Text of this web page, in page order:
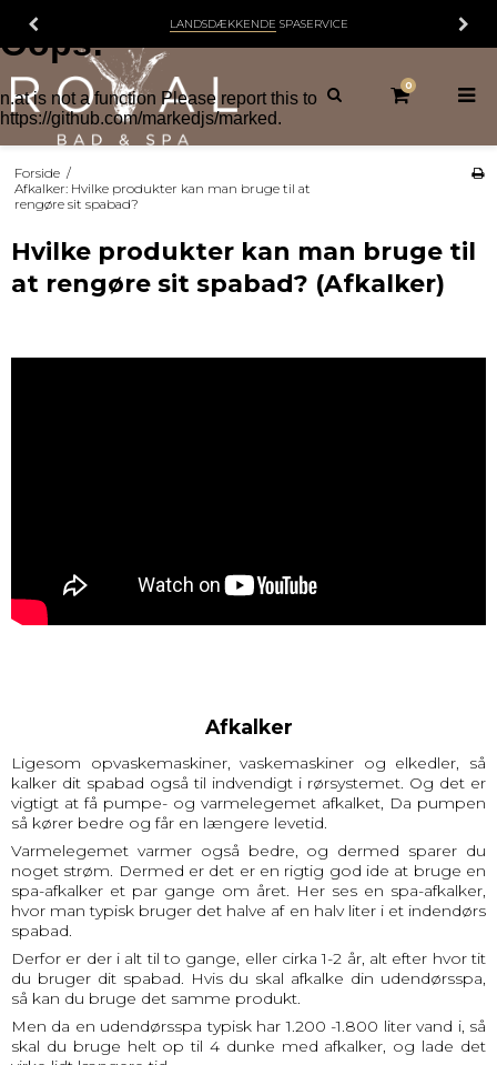
LANDSDÆKKENDE SPASERVICE
0
Forside /
Afkalker: Hvilke produkter kan man bruge til at
rengøre sit spabad?
Hvilke produkter kan man bruge til
at rengøre sit spabad? (Afkalker)
Afkalker
Ligesom opvaskemaskiner, vaskemaskiner og elkedler, så
kalker dit spabad også til indvendigt i rørsystemet. Og det er
vigtigt at få pumpe- og varmelegemet afkalket, Da pumpen
så kører bedre og får en længere levetid.
Varmelegemet varmer også bedre, og dermed sparer du
noget strøm. Dermed er det er en rigtig god ide at bruge en
spa-afkalker et par gange om året. Her ses en spa-afkalker,
hvor man typisk bruger det halve af en halv liter i et indendørs
spabad.
Derfor er der i alt til to gange, eller cirka 1-2 år, alt efter hvor tit
du bruger dit spabad. Hvis du skal afkalke din udendørsspa,
så kan du bruge det samme produkt.
Men da en udendørsspa typisk har 1.200 -1.800 liter vand i, så
skal du bruge helt op til 4 dunke med afkalker, og lade det